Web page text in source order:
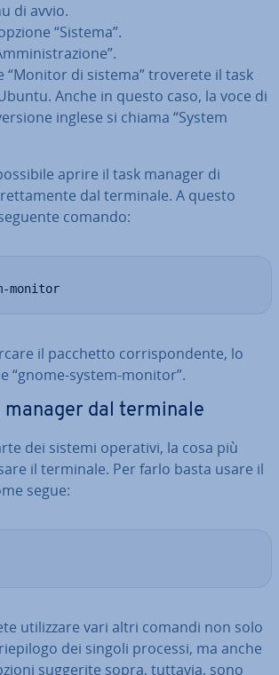
di avvio.
“Sistema”.
“Monitor di sistema” troverete il task
Anche in questo caso, la voce di
inglese si chiama “System
aprire il task manager di
dal terminale. A questo
comando:
monitor
il pacchetto cor­ri­spon­den­te, lo
“gnome-system-monitor”.
dal terminale
dei sistemi operativi, la cosa più
il terminale. Per farlo basta usare il
segue:
uti­liz­za­re vari altri comandi non solo
dei singoli processi, ma anche
suggerite sopra, tuttavia, sono